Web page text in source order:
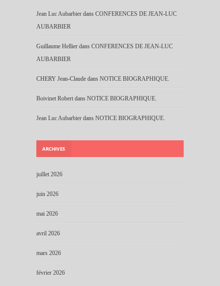
Jean Luc Aubarbier dans CONFERENCES DE JEAN-LUC
AUBARBIER
Guillaume Hellier dans CONFERENCES DE JEAN-LUC
AUBARBIER
CHERY Jean-Claude dans NOTICE BIOGRAPHIQUE.
Boivinet Robert dans NOTICE BIOGRAPHIQUE.
Jean Luc Aubarbier dans NOTICE BIOGRAPHIQUE.
ARCHIVES
juillet 2026
juin 2026
mai 2026
avril 2026
mars 2026
février 2026